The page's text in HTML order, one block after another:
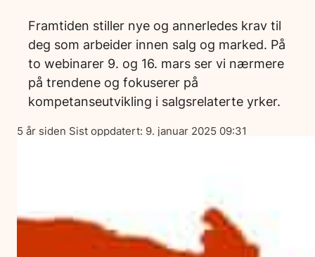
Framtiden stiller nye og annerledes krav til
deg som arbeider innen salg og marked. På
to webinarer 9. og 16. mars ser vi nærmere
på trendene og fokuserer på
kompetanseutvikling i salgsrelaterte yrker.
Lagt
ut
5 år siden Sist oppdatert: 9. januar 2025 09:31